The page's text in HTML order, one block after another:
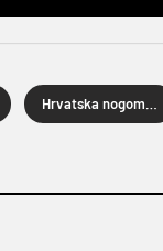
Hrvatska nogometna liga